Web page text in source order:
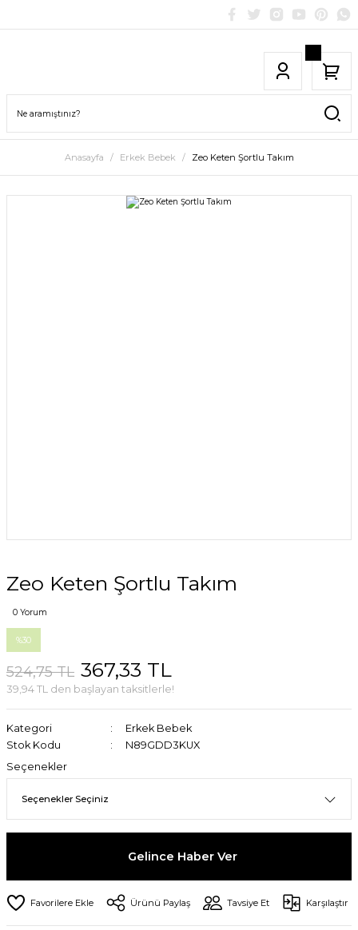
Anasayfa Erkek Bebek Zeo Keten Şortlu Takım
Zeo Keten Şortlu Takım
0 Yorum
%30
524,75 TL 367,33 TL
39,94 TL den başlayan taksitlerle!
Kategori
Erkek Bebek
Stok Kodu
N89GDD3KUX
Seçenekler
Gelince Haber Ver
Ürünü Paylaş Tavsiye Et Karşılaştır